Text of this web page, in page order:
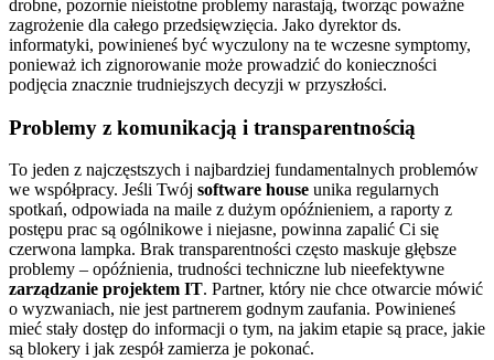
drobne, pozornie nieistotne problemy narastają, tworząc poważne
zagrożenie dla całego przedsięwzięcia. Jako dyrektor ds.
informatyki, powinieneś być wyczulony na te wczesne symptomy,
ponieważ ich zignorowanie może prowadzić do konieczności
podjęcia znacznie trudniejszych decyzji w przyszłości.
Problemy z komunikacją i transparentnością
To jeden z najczęstszych i najbardziej fundamentalnych problemów
we współpracy. Jeśli Twój software house unika regularnych
spotkań, odpowiada na maile z dużym opóźnieniem, a raporty z
postępu prac są ogólnikowe i niejasne, powinna zapalić Ci się
czerwona lampka. Brak transparentności często maskuje głębsze
problemy – opóźnienia, trudności techniczne lub nieefektywne
zarządzanie projektem IT. Partner, który nie chce otwarcie mówić
o wyzwaniach, nie jest partnerem godnym zaufania. Powinieneś
mieć stały dostęp do informacji o tym, na jakim etapie są prace, jakie
są blokery i jak zespół zamierza je pokonać.